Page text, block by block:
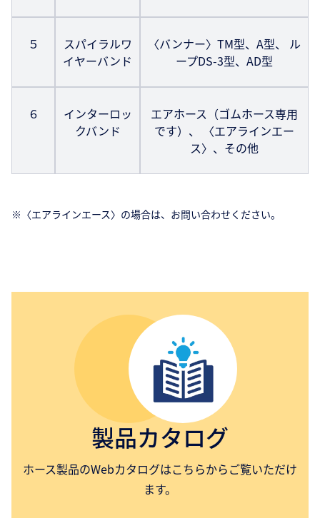
５
スパイラルワ
イヤーバンド
〈バンナー〉TM型、A型、 ル
ープDS-3型、AD型
６
インターロッ
クバンド
エアホース（ゴムホース専用
です）、 〈エアラインエー
ス〉、その他
※〈エアラインエース〉の場合は、お問い合わせください。
製品カタログ
ホース製品のWebカタログはこちらからご覧いただけ
ます。